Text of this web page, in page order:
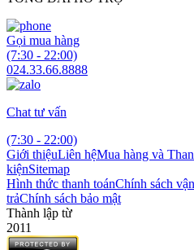
Gọi mua hàng
(7:30 - 22:00)
024.33.66.8888
Chat tư vấn
(7:30 - 22:00)
Giới thiệuLiên hệMua hàng và
kiệnSitemap
Hình thức thanh toánChính sách
trảChính sách bảo mật
Thành lập từ
2011